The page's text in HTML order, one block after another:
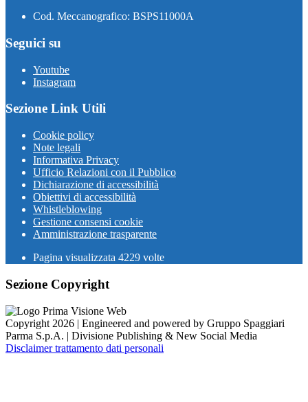
Cod. Meccanografico: BSPS11000A
Seguici su
Youtube
Instagram
Sezione Link Utili
Cookie policy
Note legali
Informativa Privacy
Ufficio Relazioni con il Pubblico
Dichiarazione di accessibilità
Obiettivi di accessibilità
Whistleblowing
Gestione consensi cookie
Amministrazione trasparente
Pagina visualizzata 4229 volte
Sezione Copyright
Copyright 2026 | Engineered and powered by Gruppo Spaggiari
Parma S.p.A. | Divisione Publishing & New Social Media
Disclaimer trattamento dati personali